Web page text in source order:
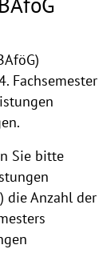
Fachsemester
Sie bitte
) die Anzahl der